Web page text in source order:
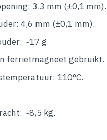
3,3 mm (±0,1 mm).
4,6 mm (±0,1 mm).
~17 g.
ferrietmagneet gebruikt.
110°C.
~8,5 kg.